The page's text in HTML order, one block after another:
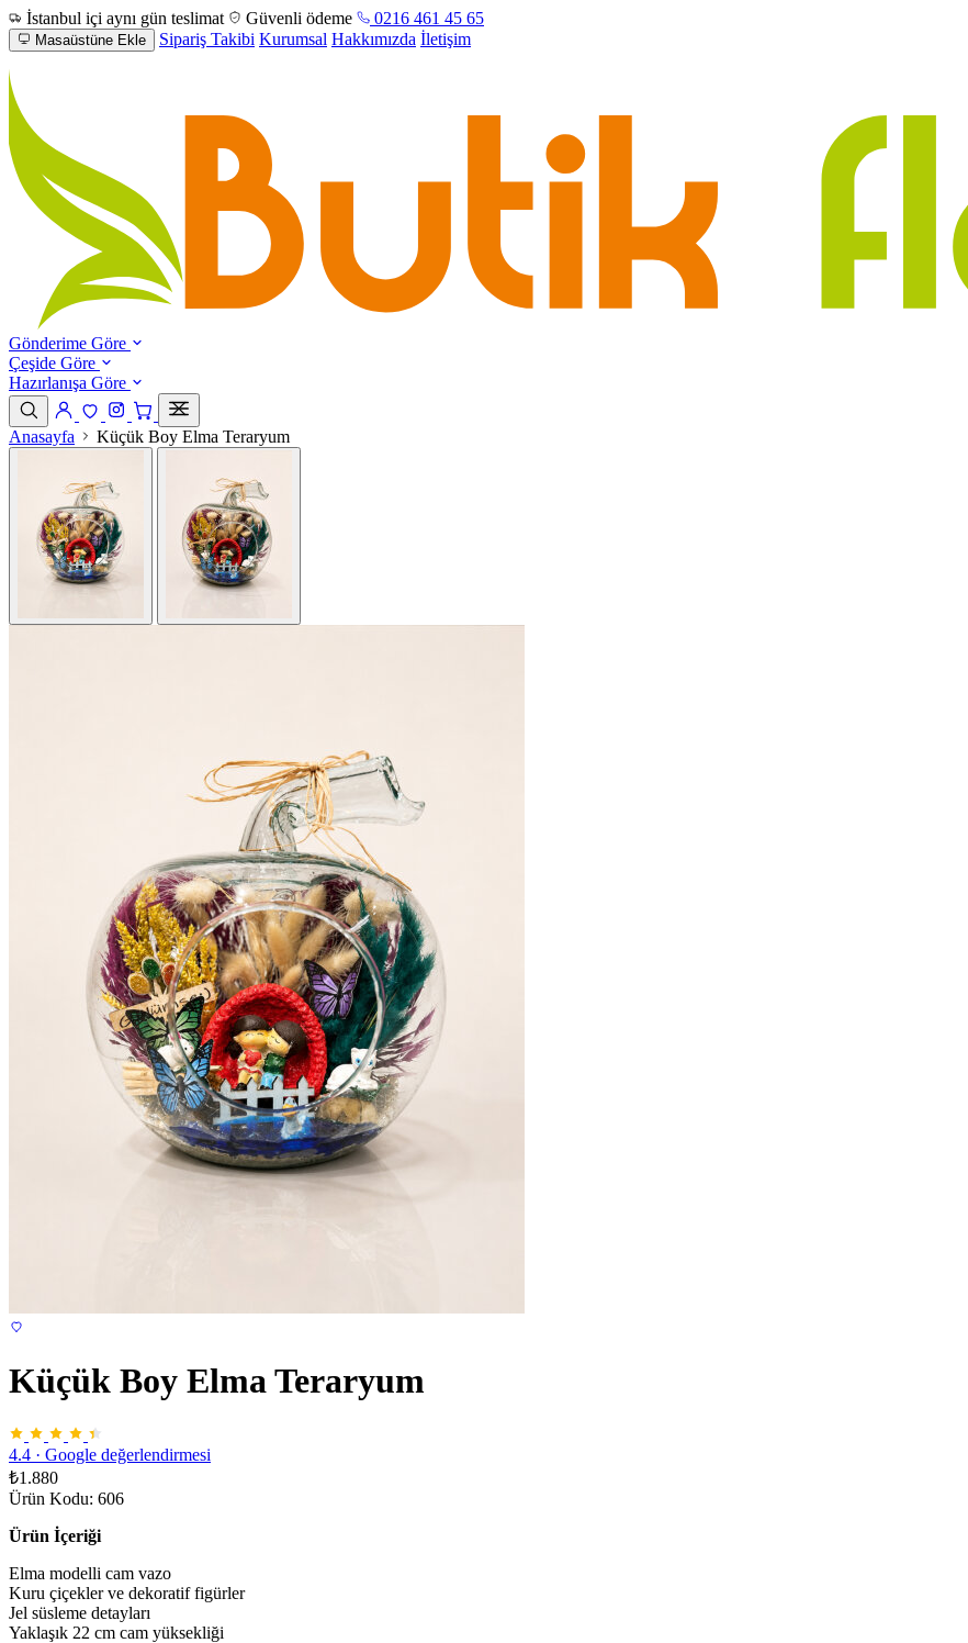
İstanbul içi aynı gün teslimat Güvenli ödeme 0216 461 45 65
Masaüstüne Ekle Sipariş Takibi Kurumsal Hakkımızda İletişim
Gönderime Göre
Çeşide Göre
Hazırlanışa Göre
Anasayfa Küçük Boy Elma Teraryum
Küçük Boy Elma Teraryum
4.4 · Google değerlendirmesi
₺1.880
Ürün Kodu: 606
Ürün İçeriği
Elma modelli cam vazo
Kuru çiçekler ve dekoratif figürler
Jel süsleme detayları
Yaklaşık 22 cm cam yüksekliği